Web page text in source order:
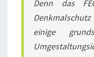
Denn das
einige